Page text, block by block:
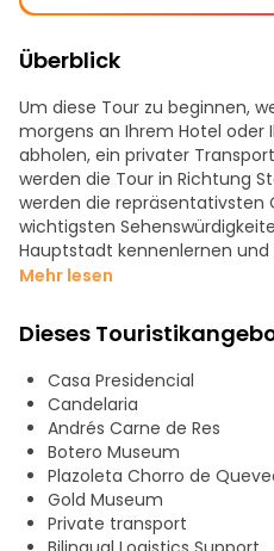
Überblick
Um diese Tour zu beginnen,
morgens an Ihrem Hotel oder
abholen, ein privater
werden die Tour in Richtung
werden die repräsentativsten
wichtigsten
Hauptstadt kennenlernen
genießen.
Lernen Sie die jüngste
politische Situation des
historische Zentrum
von dieser riesigen, bunten
Genießen Sie einen
besuchen Sie den Simón
Präsidentenhaus, das
Goldmuseum und entdecken
Bogotás: "El Chorro de
Mehr lesen
Dieses
Casa Presidencial
Candelaria
Andrés Carne de Res
Botero Museum
Plazoleta Chorro de
Gold Museum
Private transport